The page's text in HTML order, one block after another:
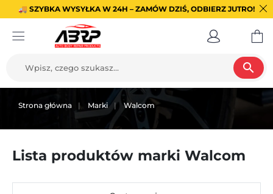
🚚 SZYBKA WYSYŁKA W 24H – ZAMÓW DZIŚ, ODBIERZ JUTRO!
search
Strona główna Marki Walcom
Lista produktów marki Walcom